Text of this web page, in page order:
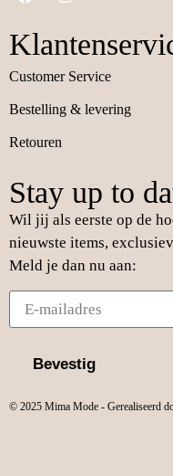
Customer Service
Bestelling & levering
Retouren
Stay up to
Wil jij als eerste op de
nieuwste items,
Meld je dan nu aan:
Bevestig
© 2025 Mima Mode - Gerealiseerd